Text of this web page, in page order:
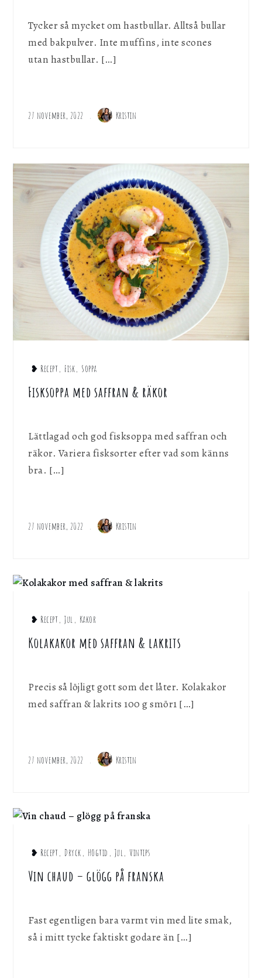
Tycker så mycket om hastbullar. Alltså bullar
med bakpulver. Inte muffins, inte scones
utan hastbullar. […]
27 november, 2022 Kristin
❥ Recept, Fisk, Soppa
Fisksoppa med saffran & räkor
Lättlagad och god fisksoppa med saffran och
räkor. Variera fisksorter efter vad som känns
bra. […]
27 november, 2022 Kristin
❥ Recept, Jul , Kakor
Kolakakor med saffran & lakrits
Precis så löjligt gott som det låter. Kolakakor
med saffran & lakrits 100 g smör1 […]
27 november, 2022 Kristin
❥ Recept, Dryck , Högtid , Jul, Vintips
Vin chaud – glögg på franska
Fast egentligen bara varmt vin med lite smak,
så i mitt tycke faktiskt godare än […]